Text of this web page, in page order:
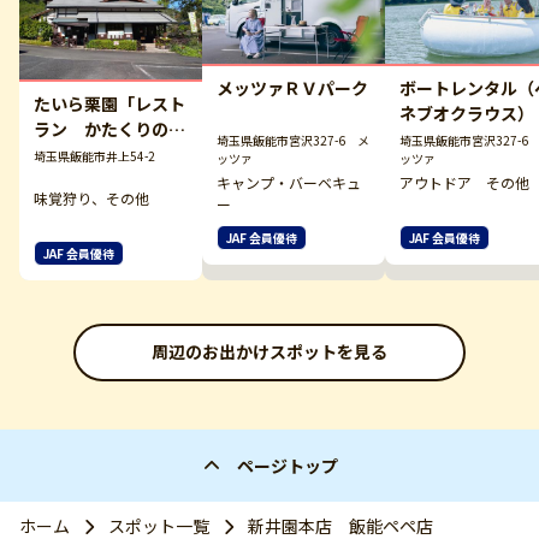
たいら栗園「レスト
ラン かたくりの
郷」
埼玉県飯能市井上54-2
味覚狩り、その他
JAF 会員優待
メッツァＲＶパーク
埼玉県飯能市宮沢327-6 メ
ッツァ
キャンプ・バーベキュ
ー
JAF 会員優待
ボートレンタル（
ネブオクラウス）
埼玉県飯能市宮沢327-6
ッツァ
アウトドア その他
JAF 会員優待
周辺のお出かけスポットを見る
ページトップ
ホーム スポット一覧 新井園本店 飯能ペペ店